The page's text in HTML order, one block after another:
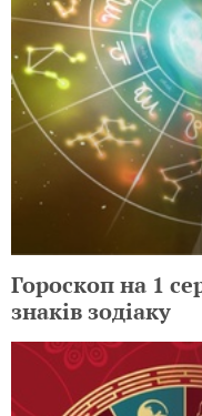
Гороскоп на 1
знаків зодіаку